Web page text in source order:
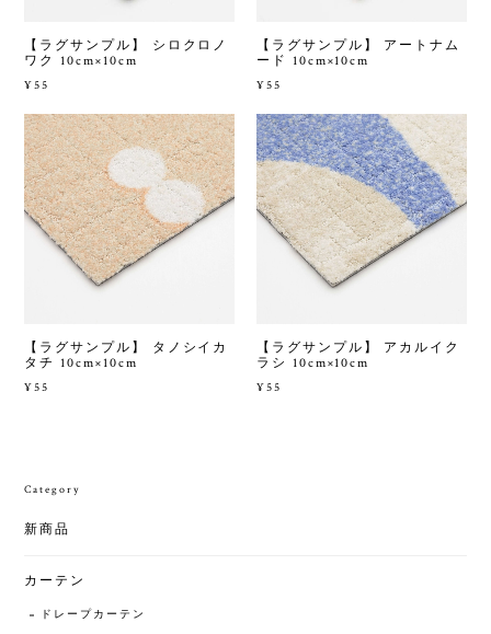
【ラグサンプル】 シロクロノ
ワク 10cm×10cm
¥55
【ラグサンプル】 アートナム
ード 10cm×10cm
¥55
【ラグサンプル】 タノシイカ
タチ 10cm×10cm
¥55
【ラグサンプル】 アカルイク
ラシ 10cm×10cm
¥55
Category
新商品
カーテン
ドレープカーテン